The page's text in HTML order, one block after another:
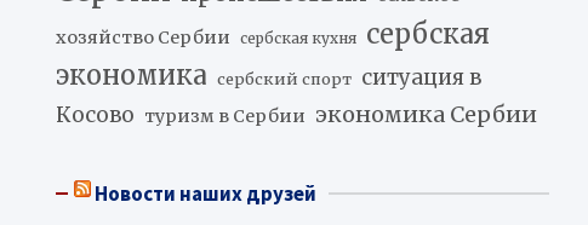
хозяйство Сербии
сербская кухня сербская
экономика сербский спорт ситуация в
Косово туризм в Сербии экономика Сербии
Новости наших друзей